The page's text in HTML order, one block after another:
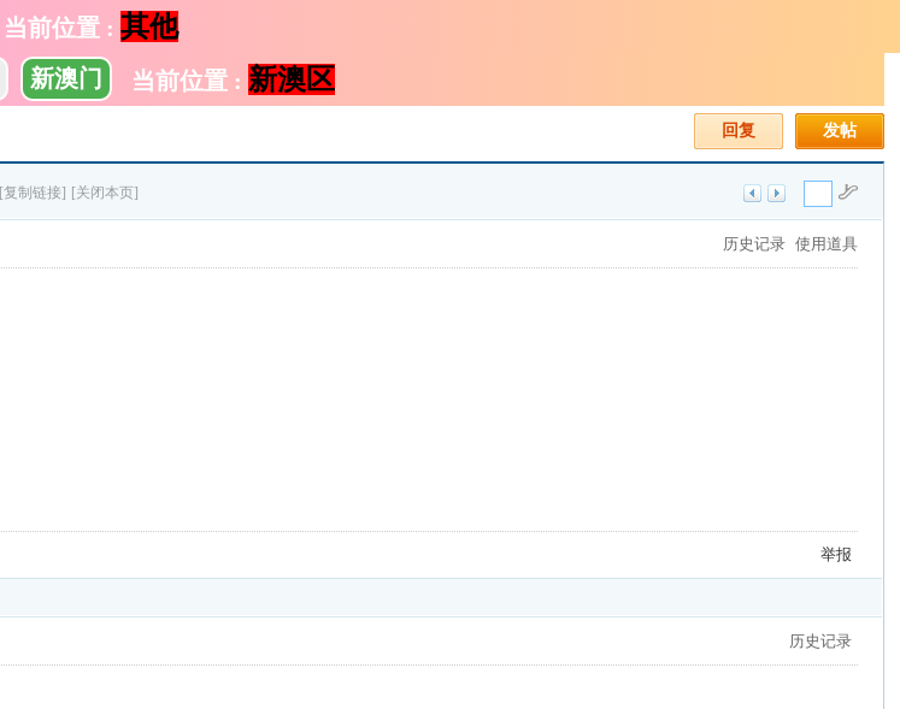
当前位置 : 其他
新澳门 当前位置 : 新澳区
发帖
回复
[复制链接] [关闭本页]
历史记录 使用道具
举报
历史记录